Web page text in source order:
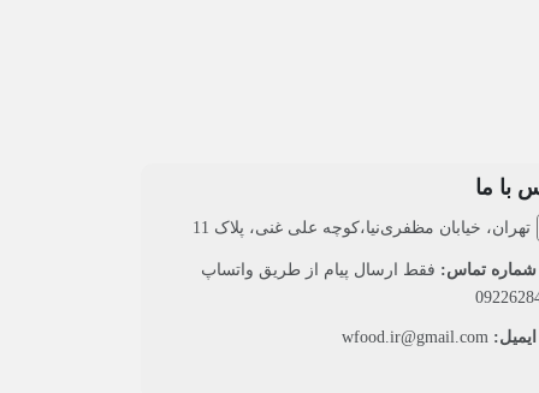
با ما
تهران، خیابان مظفری‌نیا،کوچه علی غنی، پلاک 11
شماره تماس: فقط ارسال پیام از طریق واتساپ
ایمیل: wfood.ir@gmail.com